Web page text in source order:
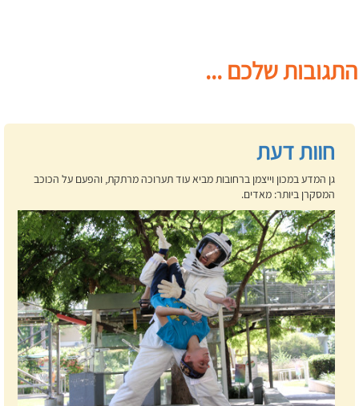
התגובות שלכם ...
חוות דעת
גן המדע במכון וייצמן ברחובות מביא עוד תערוכה מרתקת, והפעם על הכוכב
המסקרן ביותר: מאדים.